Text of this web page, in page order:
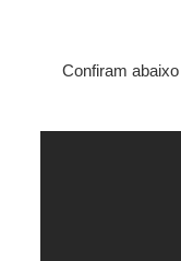
Confiram